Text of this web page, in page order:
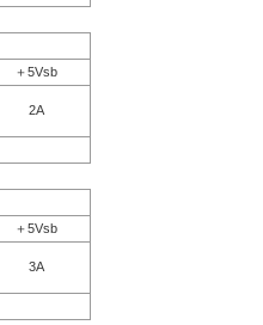
＋5Vsb
2A
＋5Vsb
3A